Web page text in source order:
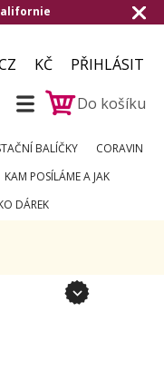
KČ
PŘIHLÁSIT
Do košíku
BALÍČKY
CORAVIN
KAM POSÍLÁME A JAK
DÁREK